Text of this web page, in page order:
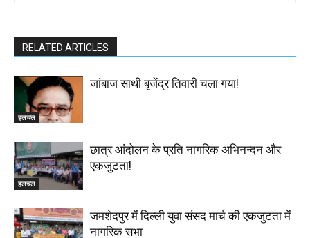
RELATED ARTICLES
हलचल
जांबाज साथी बृजेंद्र तिवारी चला गया!
हलचल
छात्र आंदोलन के प्रति नागरिक अभिनन्दन और
एकजुटता!
जमशेदपुर में दिल्ली युवा संसद मार्च की एकजुटता में
नागरिक सभा